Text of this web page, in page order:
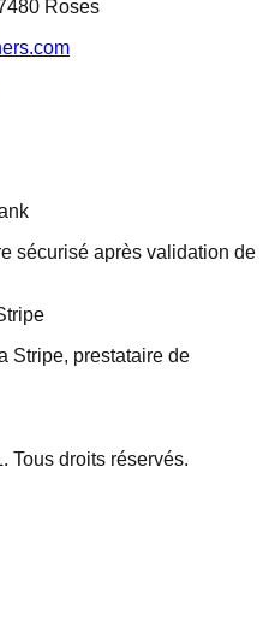
Roses
sécurisé après validation de
Stripe, prestataire de
Tous droits réservés.